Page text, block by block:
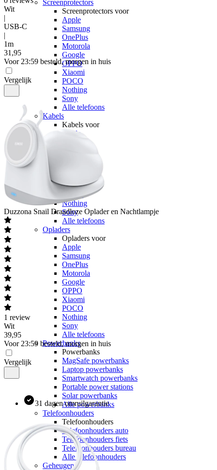
Screenprotectors
Screenprotectors voor
Apple
Samsung
OnePlus
Motorola
Google
OPPO
Xiaomi
POCO
Nothing
Sony
Alle telefoons
Kabels
Kabels voor
Apple
Xiaomi
POCO
Nothing
Sony
Alle telefoons
Opladers
Opladers voor
Apple
Samsung
OnePlus
Motorola
Google
OPPO
Xiaomi
POCO
Nothing
Sony
Alle telefoons
Powerbanks
Powerbanks
MagSafe powerbanks
Laptop powerbanks
Smartwatch powerbanks
Portable power stations
Solar powerbanks
Alle powerbanks
Telefoonhouders
Telefoonhouders
Telefoonhouders auto
Telefoonhouders fiets
Telefoonhouders bureau
Alle telefoonhouders
Geheugen
Wit
|
USB-C
|
1m
31 ,95
Voor 23:59 besteld, morgen in huis
Vergelijk
Duzzona Snail Draadloze Oplader en Nachtlampje
1 review
Wit
39,95
Voor 23:59 besteld, morgen in huis
Vergelijk
31 dagen omruilgarantie